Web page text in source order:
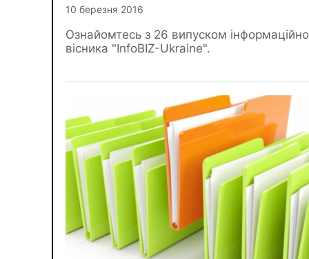
10 березня 2016
Ознайомтесь з 26 випуском
вісника "InfoBIZ-Ukraine".